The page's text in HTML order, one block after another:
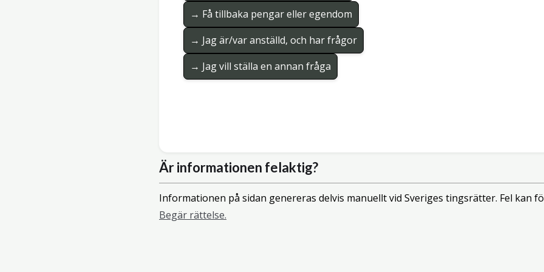
→ Få tillbaka pengar eller egendom
→ Jag är/var anställd, och har frågor
→ Jag vill ställa en annan fråga
Är informationen felaktig?
Informationen på sidan genereras delvis manuellt vid Sveriges tingsrätter. Fel kan
Begär rättelse.